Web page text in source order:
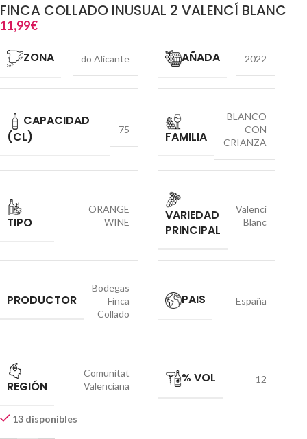
FINCA COLLADO INUSUAL 2 VALENCÍ BLANC
11,99€
ZONA do Alicante AÑADA 2022
CAPACIDAD
(CL)
75 FAMILIA
BLANCO
CON
CRIANZA
TIPO
ORANGE
WINE
VARIEDAD
PRINCIPAL
Valencí
Blanc
PRODUCTOR
Bodegas
Finca
Collado
PAIS España
REGIÓN
Comunitat
Valenciana
% VOL 12
13 disponibles